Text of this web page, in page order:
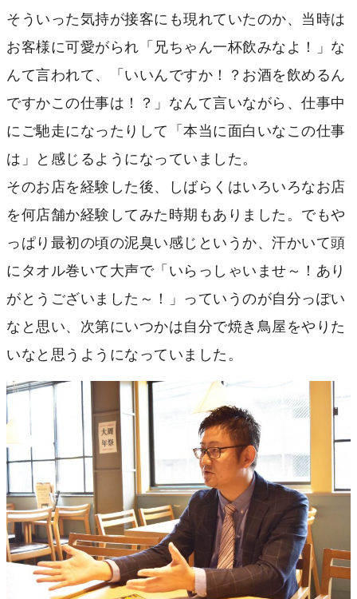
そういった気持が接客にも現れていたのか、当時は
お客様に可愛がられ「兄ちゃん一杯飲みなよ！」な
んて言われて、「いいんですか！？お酒を飲めるん
ですかこの仕事は！？」なんて言いながら、仕事中
にご馳走になったりして「本当に面白いなこの仕事
は」と感じるようになっていました。
そのお店を経験した後、しばらくはいろいろなお店
を何店舗か経験してみた時期もありました。でもや
っぱり最初の頃の泥臭い感じというか、汗かいて頭
にタオル巻いて大声で「いらっしゃいませ～！あり
がとうございました～！」っていうのが自分っぽい
なと思い、次第にいつかは自分で焼き鳥屋をやりた
いなと思うようになっていました。